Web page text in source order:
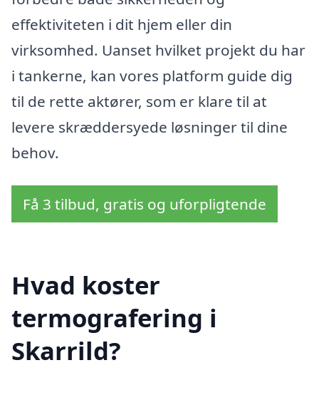
effektiviteten i dit hjem eller din
virksomhed. Uanset hvilket projekt du har
i tankerne, kan vores platform guide dig
til de rette aktører, som er klare til at
levere skræddersyede løsninger til dine
behov.
Få 3 tilbud, gratis og uforpligtende
Hvad koster
termografering i
Skarrild?